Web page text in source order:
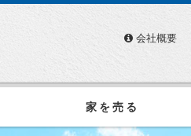
家を売る
会社概要